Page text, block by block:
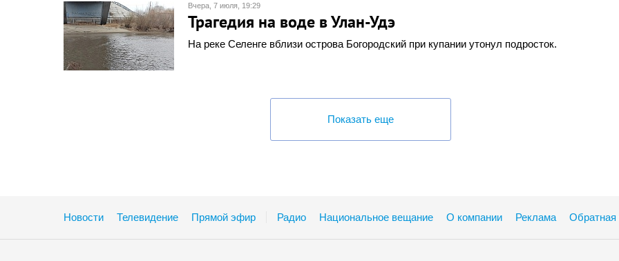
Вчера, 7 июля, 19:29
Трагедия на воде в Улан-Удэ
На реке Селенге вблизи острова Богородский при купании утонул подросток.
Показать еще
Новости Телевидение Прямой эфир Радио Национальное вещание О компании Реклама Обратная